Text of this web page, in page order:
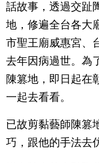
話故事，透過交趾
地，修遍全台各大
市聖王廟威惠宮、
去年因病過世。為
陳篡地，即日起在
一起去看看。
已故剪黏藝師陳篡
巧，跟他的手法去